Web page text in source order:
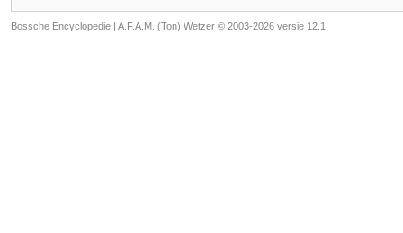
Bossche Encyclopedie | A.F.A.M. (Ton) Wetzer © 2003-2026 versie 12.1